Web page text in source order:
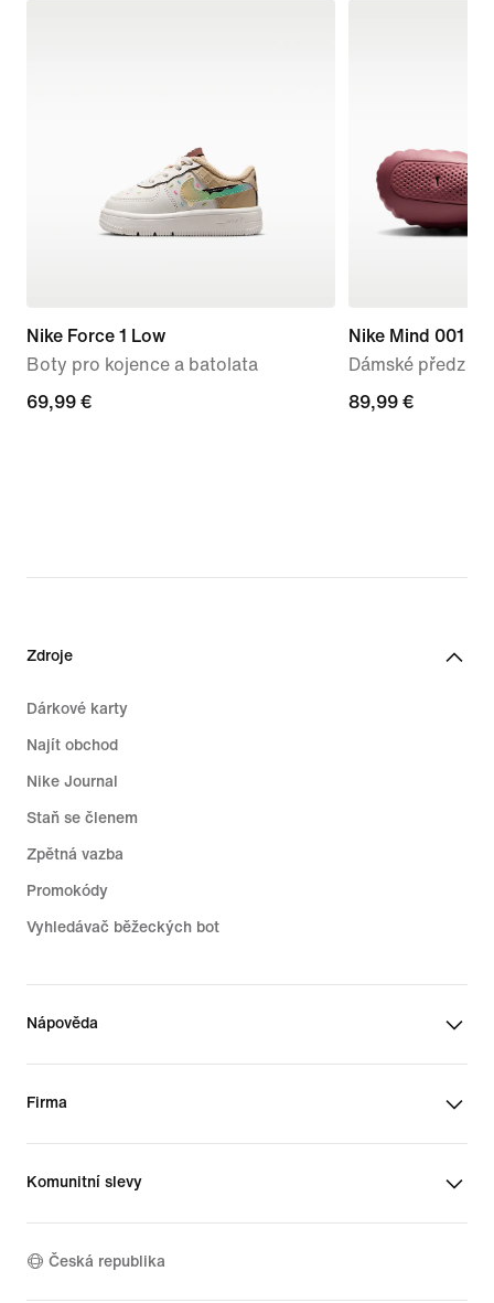
Nike Force 1 Low
Boty pro kojence a batolata
69,99 €
69,99 €
Nike Mind 001
Dámské
89,99 €
89,99 €
Zdroje
Dárkové karty
Najít obchod
Nike Journal
Staň se členem
Zpětná vazba
Promokódy
Vyhledávač běžeckých bot
Nápověda
Firma
Komunitní slevy
Česká republika